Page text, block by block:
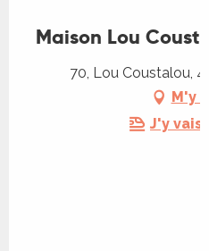
Maison Lou
70, Lou Coustalou,
M'y
J'y vais